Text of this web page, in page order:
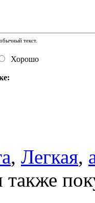
текст.
Хорошо
, Легкая,